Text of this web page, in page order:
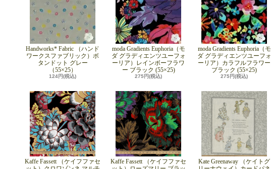
Handworks* Fabric （ハンド
ワークスファブリック）ボ
タンドット グレー
（55×25）
124円(税込)
moda Gradients Euphoria（モ
ダ グラディエンツユーフォ
ーリア）レインボーフラワ
ー ブラック (55×25)
275円(税込)
moda Gradients Euphoria（モ
ダ グラディエンツユーフォ
ーリア）カラフルフラワー
ブラック (55×25)
275円(税込)
Kaffe Fassett （ケイフファセ
Kaffe Fassett （ケイフファセ
Kate Greenaway （ケイトグ